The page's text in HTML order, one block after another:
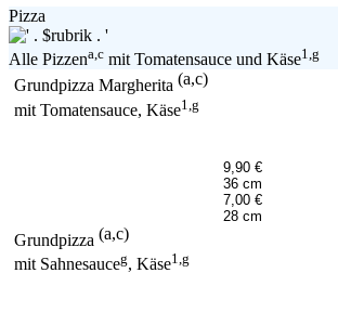
Pizza
Alle Pizzena,c mit Tomatensauce und Käse1,g
Grundpizza Margherita (a,c)
mit Tomatensauce, Käse1,g
9,90 €
36 cm
7,00 €
28 cm
Grundpizza (a,c)
mit Sahnesauceg, Käse1,g